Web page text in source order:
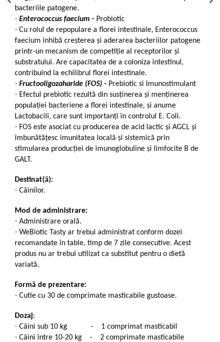
bacteriile patogene.
· Enterococcus faecium - Probiotic
· Cu rolul de repopulare a florei intestinale, Enterococcus
faecium inhibă creșterea și aderarea bacteriilor patogene
printr-un mecanism de competiție al receptorilor și
substratului. Are capacitatea de a coloniza intestinul,
contribuind la echilibrul florei intestinale.
· Fructooligozaharide (FOS) - Prebiotic si Imunostimulant
· Efectul prebiotic rezultă din susținerea și menținerea
populației bacteriene a florei intestinale, și anume
Lactobacili, care sunt importanți în controlul E. Coli.
· FOS este asociat cu producerea de acid lactic și AGCL și
îmbunătățesc imunitatea locală și sistemică prin
stimularea producției de imunoglobuline și limfocite B de
GALT.
Destinat(ă):
· Câinilor.
Mod de administrare:
· Administrare orală.
· WeBiotic Tasty ar trebui administrat conform dozei
recomandate în table, timp de 7 zile consecutive. Acest
produs nu ar trebui utilizat ca substitut pentru o dietă
variată.
Formă de prezentare:
· Cutie cu 30 de comprimate masticabile gustoase.
Dozaj:
· Câini sub 10 kg - 1 comprimat masticabil
· Câini între 10-20 kg - 2 comprimate masticabile